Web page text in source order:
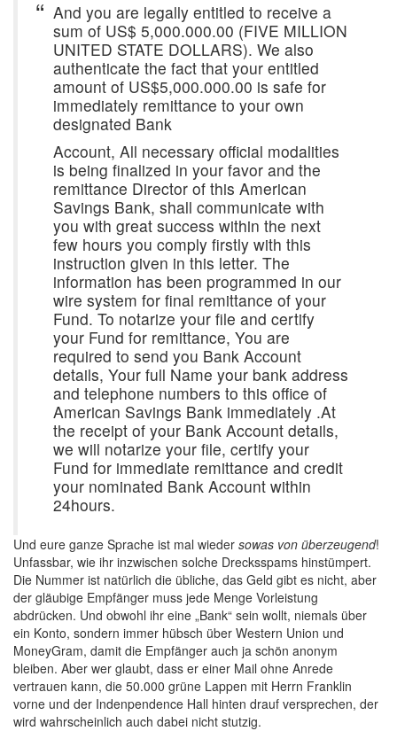
And you are legally entitled to receive a
sum of US$ 5,000.000.00 (FIVE MILLION
UNITED STATE DOLLARS). We also
authenticate the fact that your entitled
amount of US$5,000.000.00 is safe for
immediately remittance to your own
designated Bank
Account, All necessary official modalities
is being finalized in your favor and the
remittance Director of this American
Savings Bank, shall communicate with
you with great success within the next
few hours you comply firstly with this
instruction given in this letter. The
information has been programmed in our
wire system for final remittance of your
Fund. To notarize your file and certify
your Fund for remittance, You are
required to send you Bank Account
details, Your full Name your bank address
and telephone numbers to this office of
American Savings Bank immediately .At
the receipt of your Bank Account details,
we will notarize your file, certify your
Fund for immediate remittance and credit
your nominated Bank Account within
24hours.
Und eure ganze Sprache ist mal wieder sowas von überzeugend!
Unfassbar, wie ihr inzwischen solche Drecksspams hinstümpert.
Die Nummer ist natürlich die übliche, das Geld gibt es nicht, aber
der gläubige Empfänger muss jede Menge Vorleistung
abdrücken. Und obwohl ihr eine „Bank“ sein wollt, niemals über
ein Konto, sondern immer hübsch über Western Union und
MoneyGram, damit die Empfänger auch ja schön anonym
bleiben. Aber wer glaubt, dass er einer Mail ohne Anrede
vertrauen kann, die 50.000 grüne Lappen mit Herrn Franklin
vorne und der Indenpendence Hall hinten drauf versprechen, der
wird wahrscheinlich auch dabei nicht stutzig.